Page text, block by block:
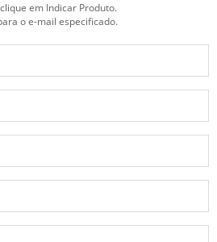
em Indicar Produto.
o e-mail especificado.